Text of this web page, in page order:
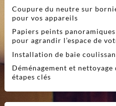
Coupure du neutre sur
pour vos appareils
Papiers peints
pour agrandir l’espace de
Installation de baie
Déménagement et nettoyage
étapes clés